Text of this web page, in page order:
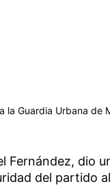
la Guardia Urbana de
Fernández, dio
del partido